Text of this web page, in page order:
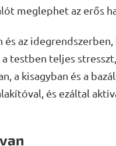
meglephet az erős
az idegrendszerben,
testben teljes
a kisagyban és a
és ezáltal